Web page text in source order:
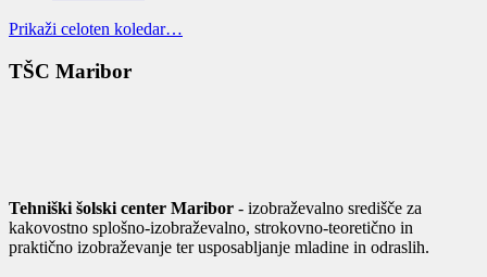
Prikaži celoten koledar…
TŠC Maribor
Tehniški šolski center Maribor - izobraževalno središče za
kakovostno splošno-izobraževalno, strokovno-teoretično in
praktično izobraževanje ter usposabljanje mladine in odraslih.